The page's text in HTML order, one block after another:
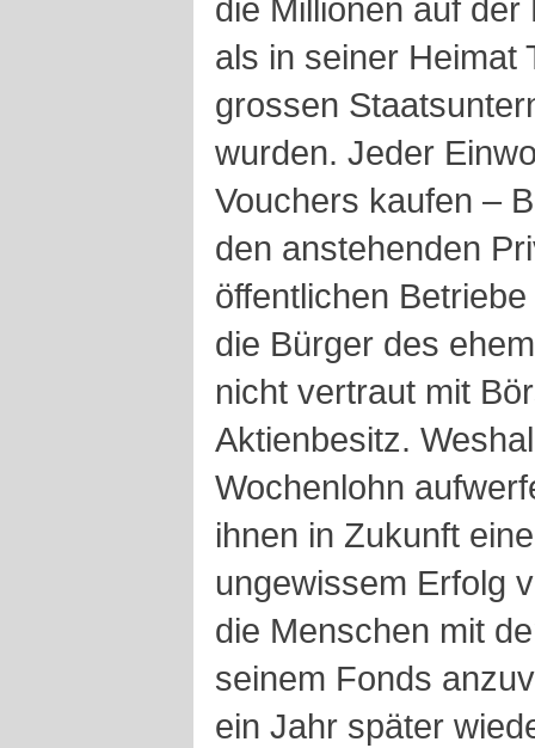
die Millionen auf
als in seiner Heimat
grossen
wurden. Jeder
Vouchers kaufen –
den anstehenden
öffentlichen
die Bürger des
nicht vertraut mit
Aktienbesitz.
Wochenlohn
ihnen in Zukunft
ungewissem Erfolg
die Menschen mit
seinem Fonds
ein Jahr später